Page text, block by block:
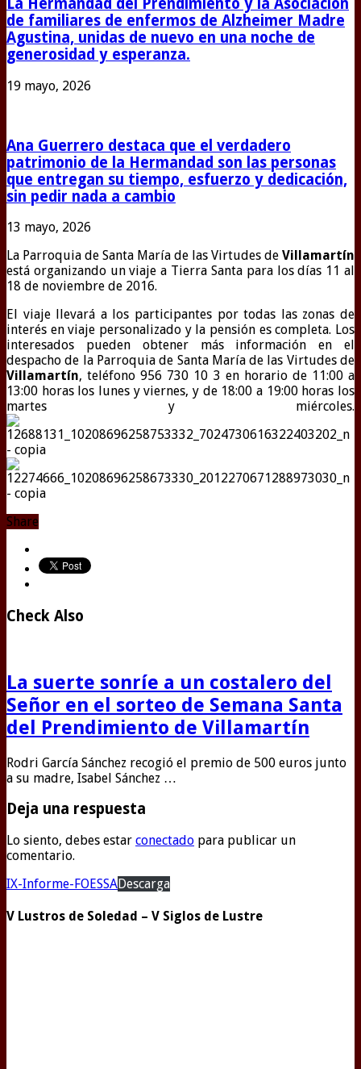
La Hermandad del Prendimiento y la Asociación
de familiares de enfermos de Alzheimer Madre
Agustina, unidas de nuevo en una noche de
generosidad y esperanza.
19 mayo, 2026
Ana Guerrero destaca que el verdadero
patrimonio de la Hermandad son las personas
que entregan su tiempo, esfuerzo y dedicación,
sin pedir nada a cambio
13 mayo, 2026
La Parroquia de Santa María de las Virtudes de Villamartín
está organizando un viaje a Tierra Santa para los días 11 al
18 de noviembre de 2016.
El viaje llevará a los participantes por todas las zonas de
interés en viaje personalizado y la pensión es completa. Los
interesados pueden obtener más información en el
despacho de la Parroquia de Santa María de las Virtudes de
Villamartín, teléfono 956 730 10 3 en horario de 11:00 a
13:00 horas los lunes y viernes, y de 18:00 a 19:00 horas los
martes y miércoles.
Share
Check Also
La suerte sonríe a un costalero del
Señor en el sorteo de Semana Santa
del Prendimiento de Villamartín
Rodri García Sánchez recogió el premio de 500 euros junto
a su madre, Isabel Sánchez …
Deja una respuesta
Lo siento, debes estar conectado para publicar un
comentario.
IX-Informe-FOESSADescarga
V Lustros de Soledad – V Siglos de Lustre